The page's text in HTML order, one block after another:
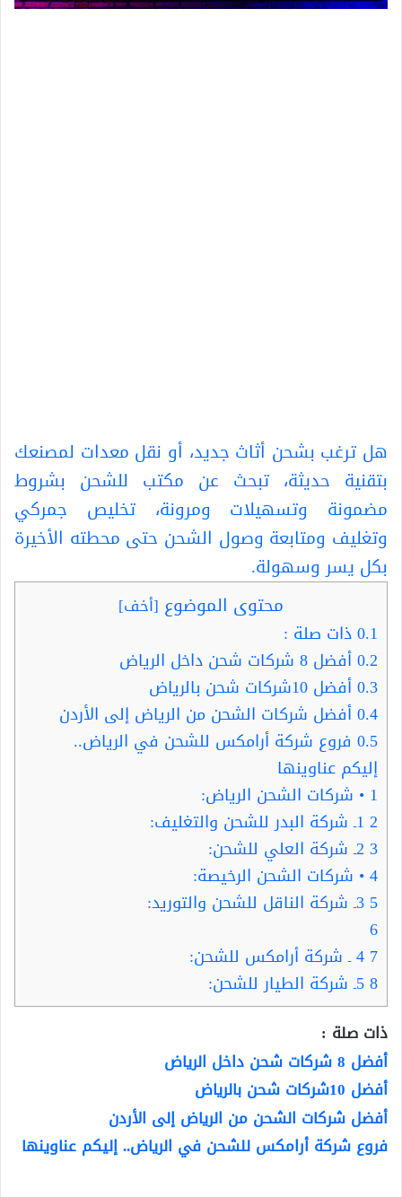
هل ترغب بشحن أثاث جديد، أو نقل معدات لمصنعك
بتقنية حديثة، تبحث عن مكتب للشحن بشروط
مضمونة وتسهيلات ومرونة، تخليص جمركي
وتغليف ومتابعة وصول الشحن حتى محطته الأخيرة
بكل يسر وسهولة.
محتوى الموضوع [أخف]
0.1ذات صلة :
0.2أفضل 8 شركات شحن داخل الرياض
0.3أفضل 10شركات شحن بالرياض
0.4أفضل شركات الشحن من الرياض إلى الأردن
0.5 فروع شركة أرامكس للشحن في الرياض..
إليكم عناوينها
1 • شركات الشحن الرياض:
2
3
4• شركات الشحن الرخيصة:
5
6
7
8
ذات صلة :
أفضل 8 شركات شحن داخل الرياض
أفضل 10شركات شحن بالرياض
أفضل شركات الشحن من الرياض إلى الأردن
فروع شركة أرامكس للشحن في الرياض.. إليكم عناوينها